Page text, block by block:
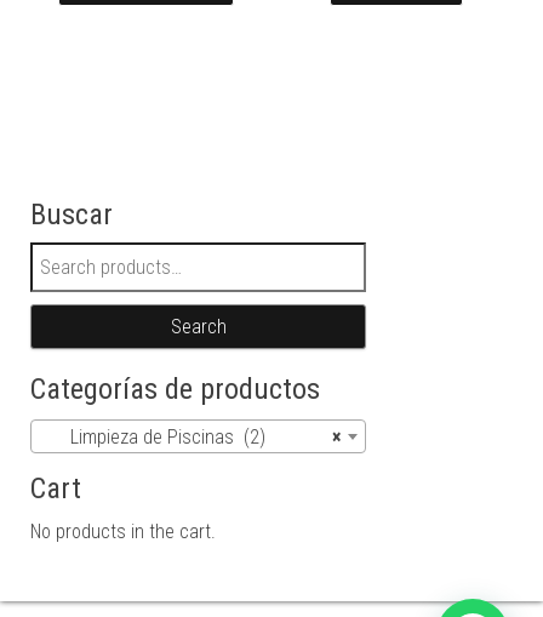
Buscar
Search for:
Search
Categorías de productos
×
Limpieza de Piscinas (2)
Cart
No products in the cart.